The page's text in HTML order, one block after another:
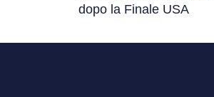
dopo la Finale USA